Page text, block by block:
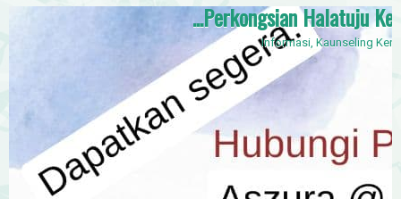
...Perkongsian Halatuju
Informasi, Kaunseling